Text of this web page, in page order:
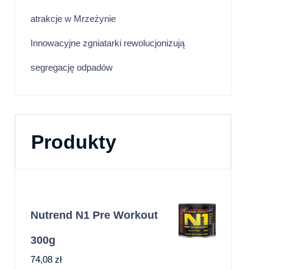
atrakcje w Mrzeżynie
Innowacyjne zgniatarki rewolucjonizują
segregację odpadów
Produkty
Nutrend N1 Pre Workout
300g
74,08 zł